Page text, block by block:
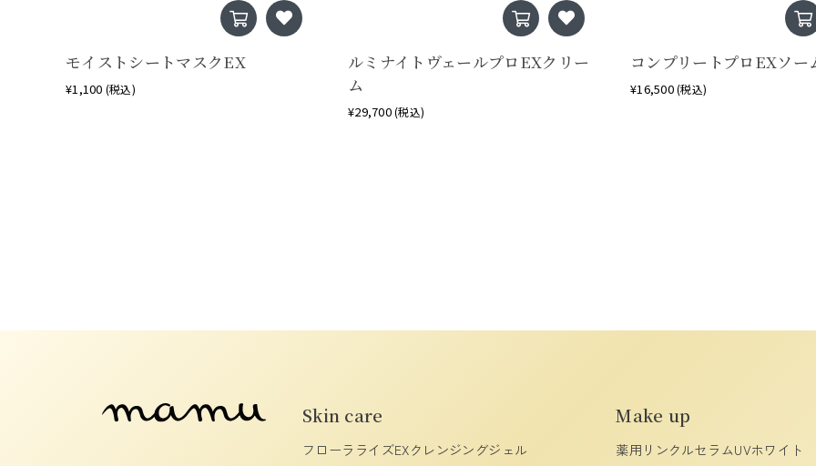
モイストシートマスクEX
¥1,100 (税込)
ルミナイトヴェールプロEXクリー
ム
¥29,700(税込)
コンプリートプロEXソー
¥16,500(税込)
Skin care
フローラライズEXクレンジングジェル
Make up
薬用リンクルセラムUVホワイト